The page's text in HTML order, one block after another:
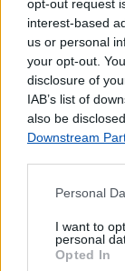
opt-out request
interest-based
us or personal
your opt-out.
disclosure of
IAB’s list of
also be
Downstream
Personal
I want to
personal
Opted In
Western
Outros
Bilhetes
CDs e
Cartão
Cartões
Contratos